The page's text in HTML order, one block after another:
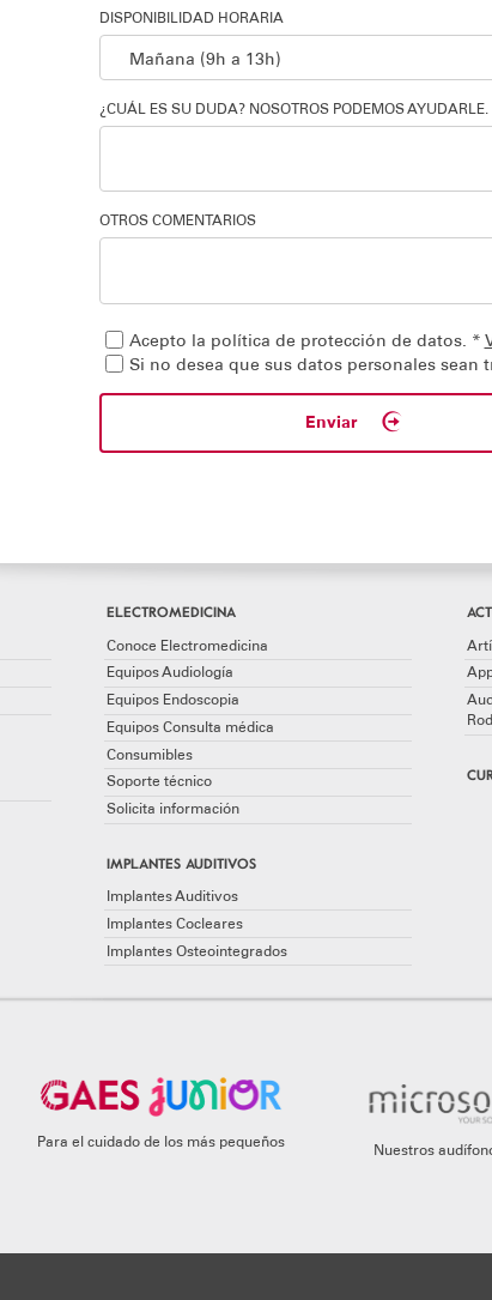
DISPONIBILIDAD HORARIA
¿CUÁL ES SU DUDA? NOSOTROS PODEMOS AYUDARLE.
OTROS COMENTARIOS
Acepto la política de protección de datos. *
Si no desea que sus datos personales
Enviar
ELECTROMEDICINA
Conoce Electromedicina
Equipos Audiología
Equipos Endoscopia
Equipos Consulta médica
Consumibles
Soporte técnico
Solicita información
IMPLANTES AUDITIVOS
Implantes Auditivos
Implantes Cocleares
Implantes Osteointegrados
Para el cuidado de los más pequeños
Nuestros